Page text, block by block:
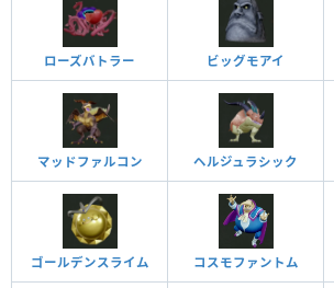
ローズバトラー ビッグモアイ
マッドファルコン ヘルジュラシック
ゴールデンスライム コスモファントム